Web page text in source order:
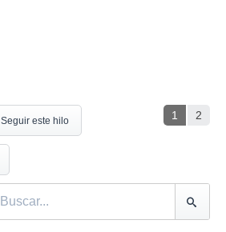
1 2
Seguir este hilo